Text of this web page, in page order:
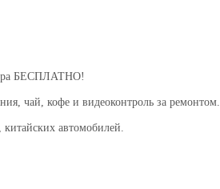
БЕСПЛАТНО!
чай, кофе и видеоконтроль за ремонтом.
автомобилей.